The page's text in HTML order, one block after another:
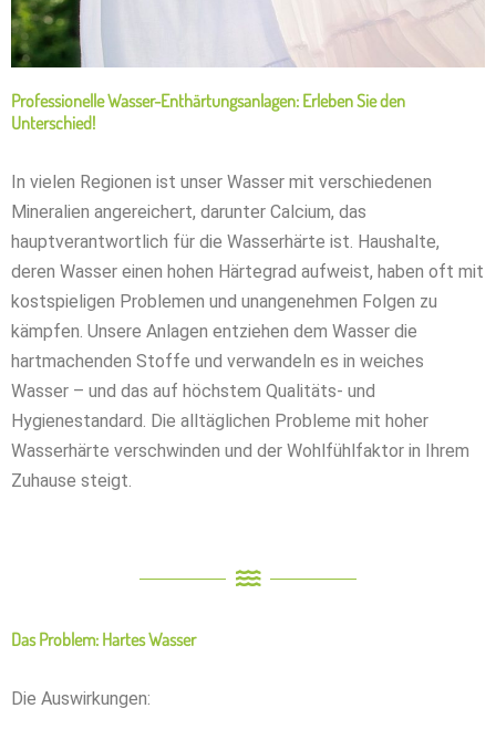
Professionelle Wasser-Enthärtungsanlagen: Erleben Sie den
Unterschied!
In vielen Regionen ist unser Wasser mit verschiedenen
Mineralien angereichert, darunter Calcium, das
hauptverantwortlich für die Wasserhärte ist. Haushalte,
deren Wasser einen hohen Härtegrad aufweist, haben oft mit
kostspieligen Problemen und unangenehmen Folgen zu
kämpfen. Unsere Anlagen entziehen dem Wasser die
hartmachenden Stoffe und verwandeln es in weiches
Wasser – und das auf höchstem Qualitäts- und
Hygienestandard. Die alltäglichen Probleme mit hoher
Wasserhärte verschwinden und der Wohlfühlfaktor in Ihrem
Zuhause steigt.
Das Problem: Hartes Wasser
Die Auswirkungen: